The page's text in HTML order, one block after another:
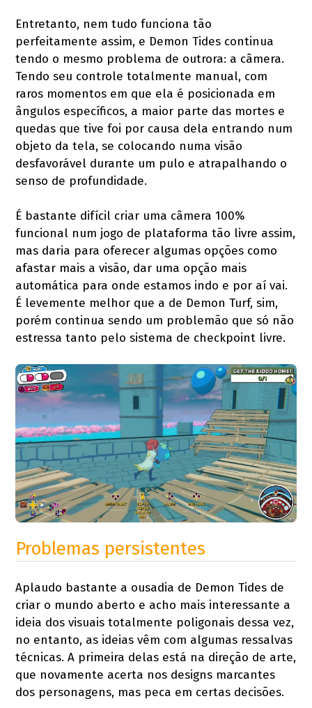
Entretanto, nem tudo funciona tão
perfeitamente assim, e Demon Tides continua
tendo o mesmo problema de outrora: a câmera.
Tendo seu controle totalmente manual, com
raros momentos em que ela é posicionada em
ângulos específicos, a maior parte das mortes e
quedas que tive foi por causa dela entrando num
objeto da tela, se colocando numa visão
desfavorável durante um pulo e atrapalhando o
senso de profundidade.
É bastante difícil criar uma câmera 100%
funcional num jogo de plataforma tão livre assim,
mas daria para oferecer algumas opções como
afastar mais a visão, dar uma opção mais
automática para onde estamos indo e por aí vai.
É levemente melhor que a de Demon Turf, sim,
porém continua sendo um problemão que só não
estressa tanto pelo sistema de checkpoint livre.
Problemas persistentes
Aplaudo bastante a ousadia de Demon Tides de
criar o mundo aberto e acho mais interessante a
ideia dos visuais totalmente poligonais dessa vez,
no entanto, as ideias vêm com algumas ressalvas
técnicas. A primeira delas está na direção de arte,
que novamente acerta nos designs marcantes
dos personagens, mas peca em certas decisões.